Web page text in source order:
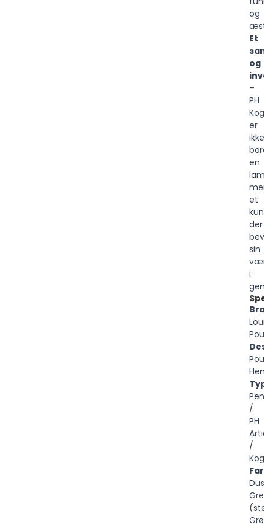
og
Et
og
–
PH
er
ikke
en
et
der
sin
i
/
PH
/